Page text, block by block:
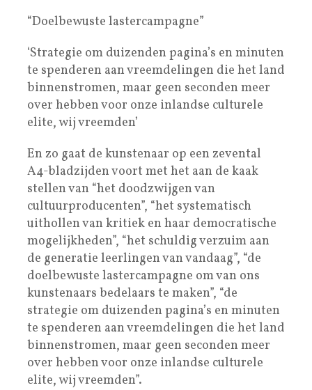
“Doelbewuste lastercampagne”
‘Strategie om duizenden pagina’s en minuten
te spenderen aan vreemdelingen die het land
binnenstromen, maar geen seconden meer
over hebben voor onze inlandse culturele
elite, wij vreemden’
En zo gaat de kunstenaar op een zevental
A4-bladzijden voort met het aan de kaak
stellen van “het doodzwijgen van
cultuurproducenten”, “het systematisch
uithollen van kritiek en haar democratische
mogelijkheden”, “het schuldig verzuim aan
de generatie leerlingen van vandaag”, “de
doelbewuste lastercampagne om van ons
kunstenaars bedelaars te maken”, “de
strategie om duizenden pagina’s en minuten
te spenderen aan vreemdelingen die het land
binnenstromen, maar geen seconden meer
over hebben voor onze inlandse culturele
elite, wij vreemden”.